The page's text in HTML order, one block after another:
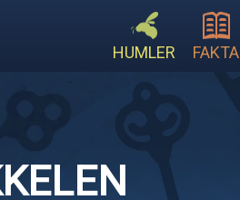
HUMLER FAKTA